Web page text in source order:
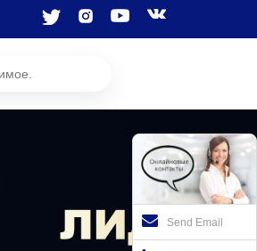
Send Email